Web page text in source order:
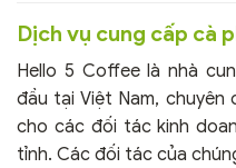
Dịch vụ cung cấp cà
Hello 5 Coffee là nhà
đầu tại Việt Nam,
cho các đối tác kinh
tỉnh. Các đối tác của